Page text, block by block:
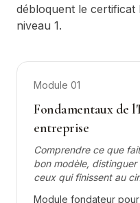
débloquent le certificat
niveau 1.
Module 01
Fondamentaux de
entreprise
Comprendre ce que
bon modèle,
ceux qui finissent au
Module fondateur pour